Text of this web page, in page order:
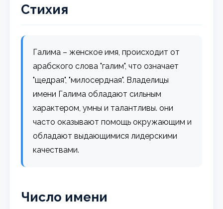
Стихия
Галима – женское имя, происходит от
арабского слова "галим", что означает
"щедрая", "милосердная". Владелицы
имени Галима обладают сильным
характером, умны и талантливы. они
часто оказывают помощь окружающим и
обладают выдающимися лидерскими
качествами.
Число имени